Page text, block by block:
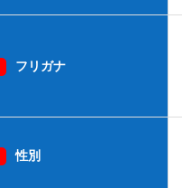
フリガナ
性別